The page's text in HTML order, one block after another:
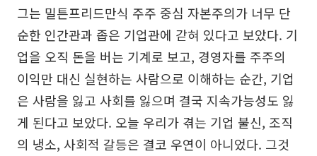
그는 밀튼프리드만식 주주 중심 자본주의가 너무 단
순한 인간관과 좁은 기업관에 갇혀 있다고 보았다. 기
업을 오직 돈을 버는 기계로 보고, 경영자를 주주의
이익만 대신 실현하는 사람으로 이해하는 순간, 기업
은 사람을 잃고 사회를 잃으며 결국 지속가능성도 잃
게 된다고 보았다. 오늘 우리가 겪는 기업 불신, 조직
의 냉소, 사회적 갈등은 결코 우연이 아니었다. 그것